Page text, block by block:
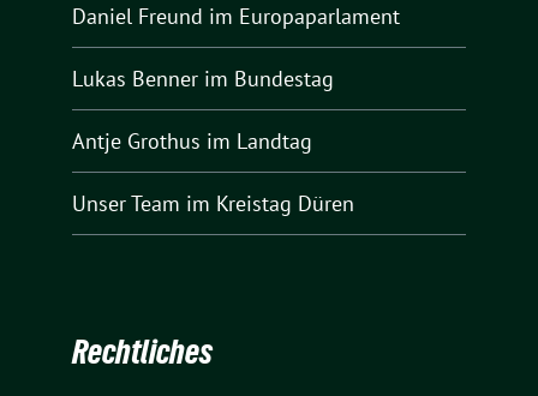
Daniel Freund im Europaparlament
Lukas Benner im Bundestag
Antje Grothus im Landtag
Unser Team im Kreistag Düren
Rechtliches